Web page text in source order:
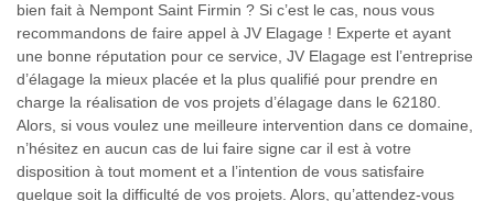
bien fait à Nempont Saint Firmin ? Si c’est le cas, nous vous
recommandons de faire appel à JV Elagage ! Experte et ayant
une bonne réputation pour ce service, JV Elagage est l’entreprise
d’élagage la mieux placée et la plus qualifié pour prendre en
charge la réalisation de vos projets d’élagage dans le 62180.
Alors, si vous voulez une meilleure intervention dans ce domaine,
n’hésitez en aucun cas de lui faire signe car il est à votre
disposition à tout moment et a l’intention de vous satisfaire
quelque soit la difficulté de vos projets. Alors, qu’attendez-vous